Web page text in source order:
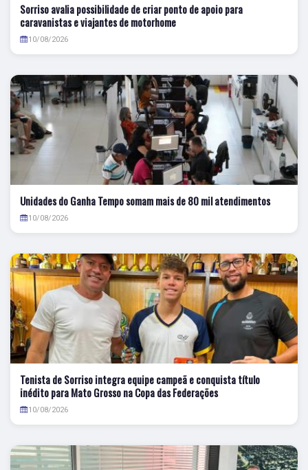
Sorriso avalia possibilidade de criar ponto de apoio para
caravanistas e viajantes de motorhome
10/08/2026
Unidades do Ganha Tempo somam mais de 80 mil atendimentos
10/08/2026
Tenista de Sorriso integra equipe campeã e conquista título
inédito para Mato Grosso na Copa das Federações
10/08/2026